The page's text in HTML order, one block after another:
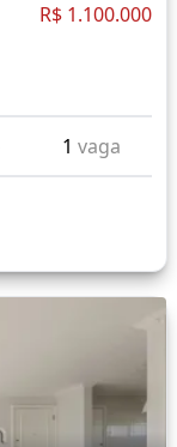
R$ 1.100.000
1 vaga